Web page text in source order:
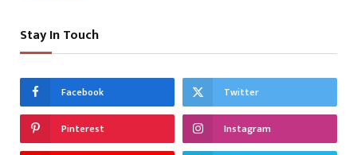
Stay In Touch
Facebook Twitter
Pinterest Instagram